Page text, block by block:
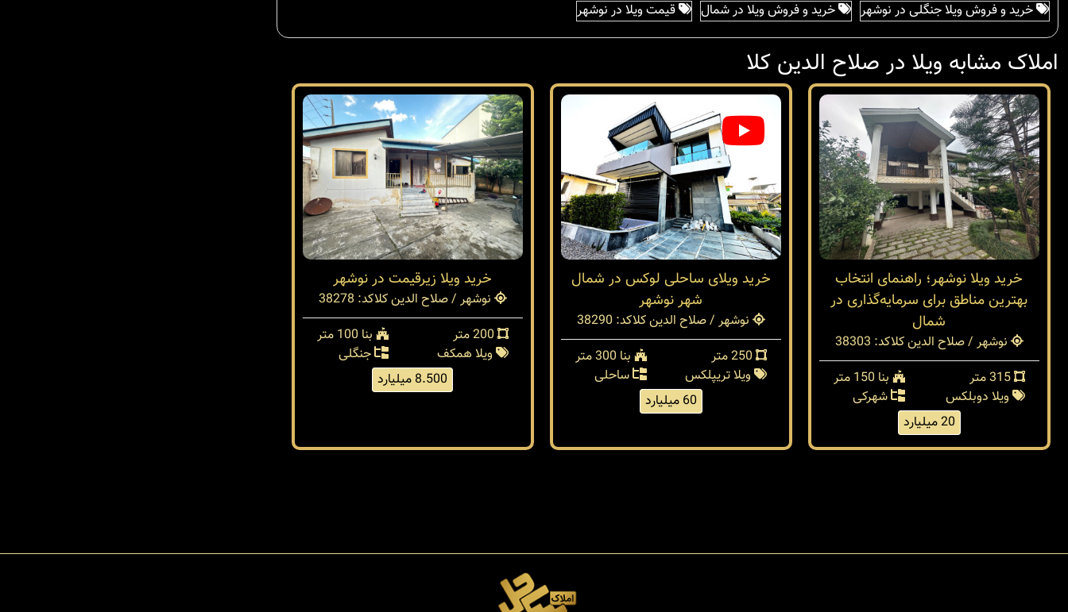
خرید و فروش ویلا جنگلی در نوشهر خرید و فروش ویلا در شمال قیمت ویلا در نوشهر
املاک مشابه ویلا در صلاح الدین کلا
خرید ویلا نوشهر؛ راهنمای انتخاب
بهترین مناطق برای سرمایه‌گذاری در
شمال
نوشهر / صلاح الدین کلاکد: 38303
بنا 150 متر
ویلا دوبلکس
شهرکی
20 میلیارد
خرید ویلای ساحلی لوکس در شمال
شهر نوشهر
نوشهر / صلاح الدین کلاکد: 38290
بنا 300 متر
ویلا تریپلکس
ساحلی
60 میلیارد
خريد ويلا زيرقيمت در نوشهر
نوشهر / صلاح الدین کلاکد: 38278
بنا 100 متر
ویلا همکف
جنگلی
8.500 میلیارد